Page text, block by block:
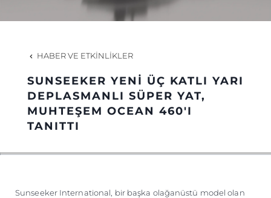
MİRAS
TEKNENIZIN PIYASA DEĞERINI
ÖĞRENIN
HABER VE ETKINLIKLER
SUNSEEKER YENİ ÜÇ KATLI YARI
DEPLASMANLI SÜPER YAT,
MUHTEŞEM OCEAN 460'I
TANITTI
Sunseeker International, bir başka olağanüstü model olan